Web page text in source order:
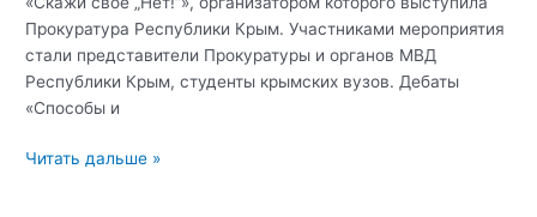
Прокуратура Республики Крым. Участниками мероприятия
стали представители Прокуратуры и органов МВД
Республики Крым, студенты крымских вузов. Дебаты
«Способы и
Студенты
Читать дальше »